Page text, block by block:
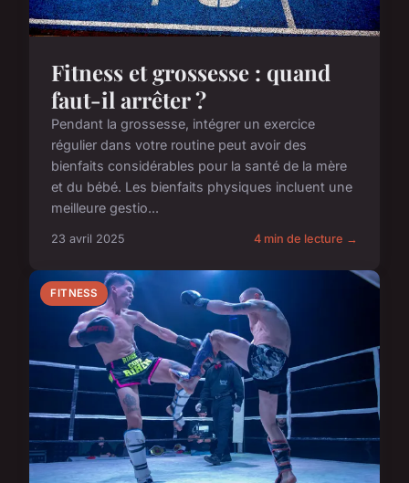
Fitness et grossesse : quand
faut-il arrêter ?
Pendant la grossesse, intégrer un exercice
régulier dans votre routine peut avoir des
bienfaits considérables pour la santé de la mère
et du bébé. Les bienfaits physiques incluent une
meilleure gestio...
23 avril 2025 4 min de lecture →
FITNESS